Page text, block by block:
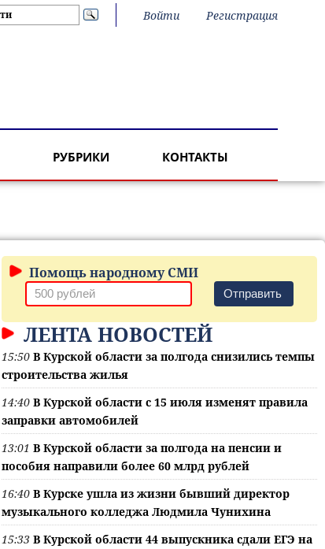
Войти Регистрация
РУБРИКИ КОНТАКТЫ
Помощь народному СМИ
Отправить
ЛЕНТА НОВОСТЕЙ
15:50 В Курской области за полгода снизились темпы
строительства жилья
14:40 В Курской области с 15 июля изменят правила
заправки автомобилей
13:01 В Курской области за полгода на пенсии и
пособия направили более 60 млрд рублей
16:40 В Курске ушла из жизни бывший директор
музыкального колледжа Людмила Чунихина
15:33 В Курской области 44 выпускника сдали ЕГЭ на